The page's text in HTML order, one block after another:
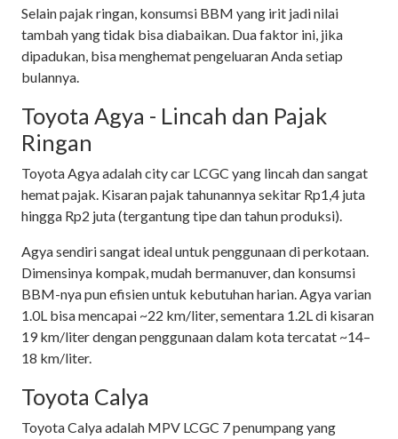
Selain pajak ringan, konsumsi BBM yang irit jadi nilai
tambah yang tidak bisa diabaikan. Dua faktor ini, jika
dipadukan, bisa menghemat pengeluaran Anda setiap
bulannya.
Toyota Agya - Lincah dan Pajak
Ringan
Toyota Agya adalah city car LCGC yang lincah dan sangat
hemat pajak. Kisaran pajak tahunannya sekitar Rp1,4 juta
hingga Rp2 juta (tergantung tipe dan tahun produksi).
Agya sendiri sangat ideal untuk penggunaan di perkotaan.
Dimensinya kompak, mudah bermanuver, dan konsumsi
BBM-nya pun efisien untuk kebutuhan harian. Agya varian
1.0L bisa mencapai ~22 km/liter, sementara 1.2L di kisaran
19 km/liter dengan penggunaan dalam kota tercatat ~14–
18 km/liter.
Toyota Calya
Toyota Calya adalah MPV LCGC 7 penumpang yang